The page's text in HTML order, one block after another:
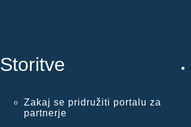
Storitve
Zakaj se pridružiti portalu za
partnerje